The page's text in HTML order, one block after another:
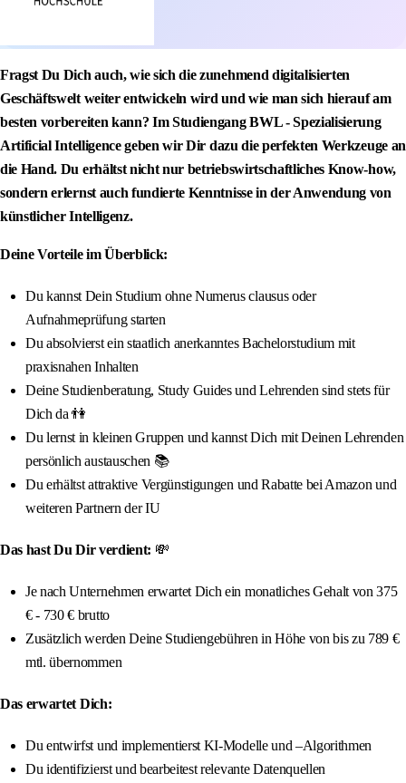
Fragst Du Dich auch, wie sich die zunehmend digitalisierten
Geschäftswelt weiter entwickeln wird und wie man sich hierauf am
besten vorbereiten kann? Im Studiengang BWL - Spezialisierung
Artificial Intelligence geben wir Dir dazu die perfekten Werkzeuge an
die Hand. Du erhältst nicht nur betriebswirtschaftliches Know-how,
sondern erlernst auch fundierte Kenntnisse in der Anwendung von
künstlicher Intelligenz.
Deine Vorteile im Überblick:
Du kannst Dein Studium ohne Numerus clausus oder
Aufnahmeprüfung starten
Du absolvierst ein staatlich anerkanntes Bachelorstudium mit
praxisnahen Inhalten
Deine Studienberatung, Study Guides und Lehrenden sind stets für
Dich da 👫
Du lernst in kleinen Gruppen und kannst Dich mit Deinen Lehrenden
persönlich austauschen 📚
Du erhältst attraktive Vergünstigungen und Rabatte bei Amazon und
weiteren Partnern der IU
Das hast Du Dir verdient: 💸
Je nach Unternehmen erwartet Dich ein monatliches Gehalt von 375
€ - 730 € brutto
Zusätzlich werden Deine Studiengebühren in Höhe von bis zu 789 €
mtl. übernommen
Das erwartet Dich:
Du entwirfst und implementierst KI-Modelle und –Algorithmen
Du identifizierst und bearbeitest relevante Datenquellen